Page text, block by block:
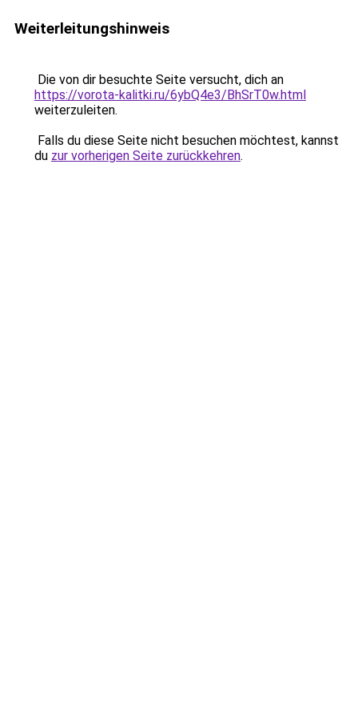
Weiterleitungshinweis
Die von dir besuchte Seite versucht, dich an
https://vorota-kalitki.ru/6ybQ4e3/BhSrT0w.html
weiterzuleiten.
Falls du diese Seite nicht besuchen möchtest, kannst
du zur vorherigen Seite zurückkehren.